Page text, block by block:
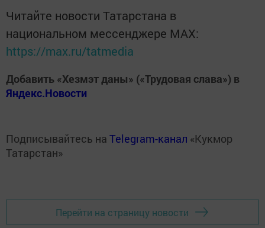
Читайте новости Татарстана в
национальном мессенджере MАХ:
https://max.ru/tatmedia
Добавить «Хезмэт даны» («Трудовая слава») в
Яндекс.Новости
Подписывайтесь на Telegram-канал «Кукмор
Татарстан»
Перейти на страницу новости